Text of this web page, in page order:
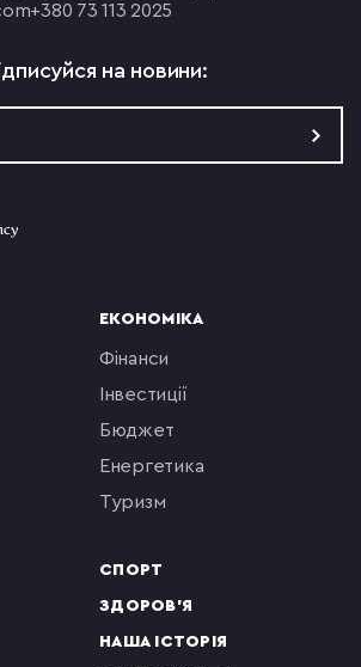
+380 73 113 2025
на новини:
ЕКОНОМІКА
фінанси
інвестиції
бюджет
енергетика
туризм
СПОРТ
ЗДОРОВ'Я
НАША ІСТОРІЯ